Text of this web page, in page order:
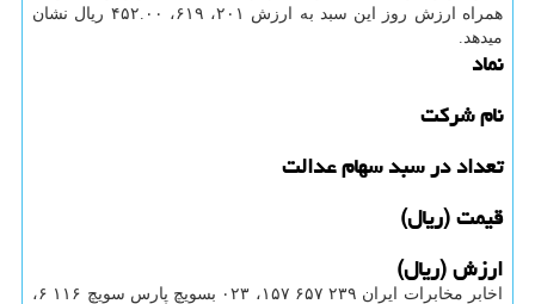
همراه ارزش روز این سبد به ارزش ۲۰۱، ۶۱۹، ۴۵۲.۰۰ ریال نشان
میدهد.
نماد
نام شرکت
تعداد در سبد سهام عدالت
قیمت (ریال)
ارزش (ریال)
اخابر مخابرات ایران ۲۳۹ ۶۵۷ ۱۵۷، ۰۲۳ بسویچ پارس سویچ ۱۱۶ ۶،